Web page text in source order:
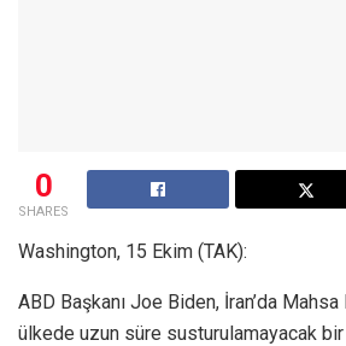
0
SHARES
Washington, 15 Ekim (TAK):
ABD Başkanı Joe Biden, İran’da Mahsa
ülkede uzun süre susturulamayacak bir